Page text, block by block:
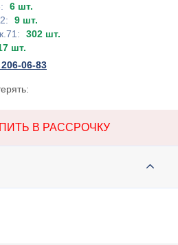
6 шт.
9 шт.
302 шт.
шт.
06-83
В РАССРОЧКУ